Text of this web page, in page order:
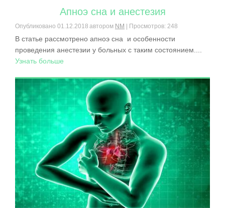
Апноэ сна и анестезия
Опубликовано 01.12.2018 автором NM | Просмотров: 248
В статье рассмотрено апноэ сна и особенности
проведения анестезии у больных с таким состоянием....
Узнать больше